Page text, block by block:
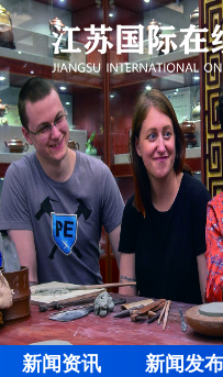
新闻资讯 新闻发布